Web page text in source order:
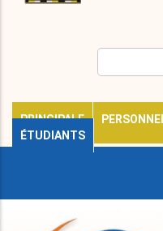
PRINCIPALE
ÉTUDIANTS